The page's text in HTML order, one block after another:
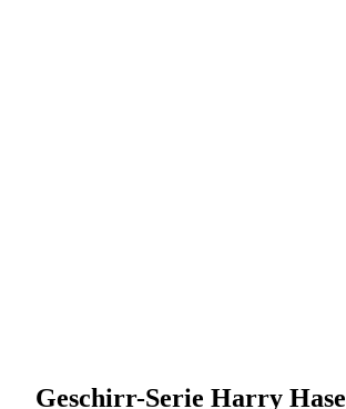
Geschirr-Serie Harry Hase